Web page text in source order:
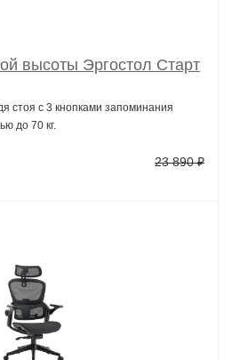
высоты Эргостол Старт
стоя с 3 кнопками запоминания
до 70 кг.
23 890 ₽